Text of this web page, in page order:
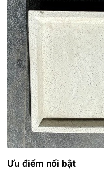
Ưu điểm nổi bật